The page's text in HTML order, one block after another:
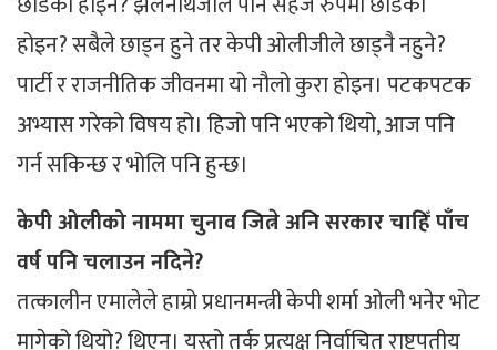
होइन? सबैले छाड्न हुने तर केपी ओलीजीले छाड्नै नहुने?
पार्टी र राजनीतिक जीवनमा यो नौलो कुरा होइन। पटकपटक
अभ्यास गरेको विषय हो। हिजो पनि भएको थियो, आज पनि
गर्न सकिन्छ र भोलि पनि हुन्छ।
केपी ओलीको नाममा चुनाव जित्ने अनि सरकार चाहिँ पाँच
वर्ष पनि चलाउन नदिने?
तत्कालीन एमालेले हाम्रो प्रधानमन्त्री केपी शर्मा ओली भनेर भोट
मागेको थियो? थिएन। यस्तो तर्क प्रत्यक्ष निर्वाचित राष्ट्रपतीय